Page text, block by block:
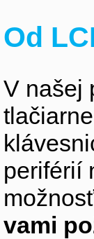
Od
V našej
periférií
vami